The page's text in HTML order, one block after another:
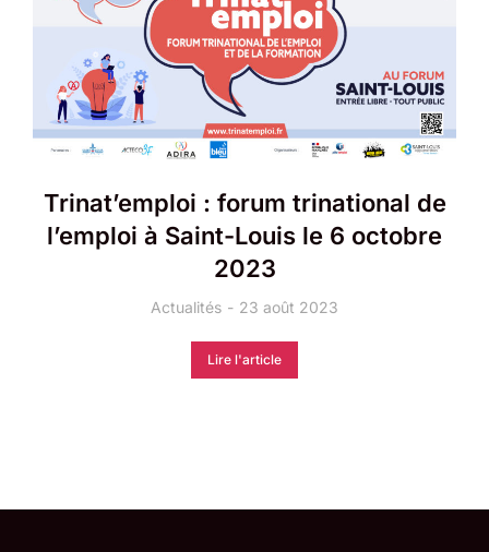
Trinat’emploi : forum trinational de
l’emploi à Saint-Louis le 6 octobre
2023
Actualités 23 août 2023
Lire l'article